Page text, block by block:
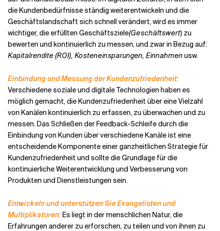
die Kundenbedürfnisse ständig weiterentwickeln und die
Geschäftslandschaft sich schnell verändert, wird es immer
wichtiger, die erfüllten Geschäftsziele(Geschäftswert) zu
bewerten und kontinuierlich zu messen, und zwar in Bezug auf:
Kapitalrendite (ROI), Kosteneinsparungen, Einnahmen usw.
Einbindung und Messung der Kundenzufriedenheit:
Verschiedene soziale und digitale Technologien haben es
möglich gemacht, die Kundenzufriedenheit über eine Vielzahl
von Kanälen kontinuierlich zu erfassen, zu überwachen und zu
messen. Das Schließen der Feedback-Schleife durch die
Einbindung von Kunden über verschiedene Kanäle ist eine
entscheidende Komponente einer ganzheitlichen Strategie für
Kundenzufriedenheit und sollte die Grundlage für die
kontinuierliche Weiterentwicklung und Verbesserung von
Produkten und Dienstleistungen sein.
Entwickeln und unterstützen Sie Evangelisten und
Multiplikatoren:Es liegt in der menschlichen Natur, die
Erfahrungen anderer zu erforschen, zu teilen und von ihnen zu